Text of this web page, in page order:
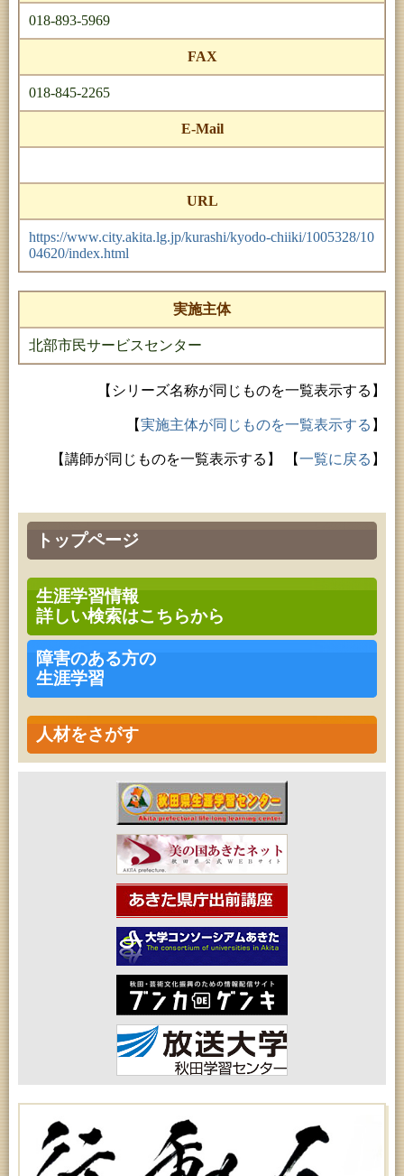
トップページ
生涯学習情報
詳しい検索はこちらから
障害のある方の
生涯学習
人材をさがす
018-893-5969
FAX
018-845-2265
E-Mail
URL
https://www.city.akita.lg.jp/kurashi/kyodo-chiiki/1005328/10
04620/index.html
実施主体
北部市民サービスセンター
【シリーズ名称が同じものを一覧表示する】
【実施主体が同じものを一覧表示する 】
【講師が同じものを一覧表示する】 【一覧に戻る 】